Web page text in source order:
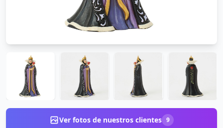
Ver fotos de nuestros clientes 9